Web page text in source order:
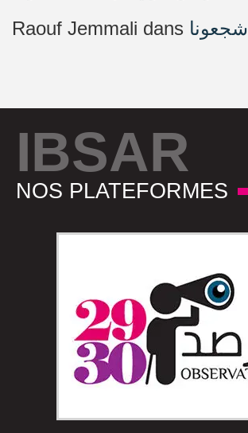
Raouf Jemmali dans شجعونا
IBSAR
NOS PLATEFORMES